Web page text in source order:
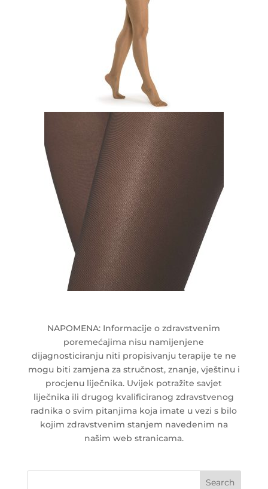
NAPOMENA: Informacije o zdravstvenim
poremećajima nisu namijenjene
dijagnosticiranju niti propisivanju terapije te ne
mogu biti zamjena za stručnost, znanje, vještinu i
procjenu liječnika. Uvijek potražite savjet
liječnika ili drugog kvalificiranog zdravstvenog
radnika o svim pitanjima koja imate u vezi s bilo
kojim zdravstvenim stanjem navedenim na
našim web stranicama.